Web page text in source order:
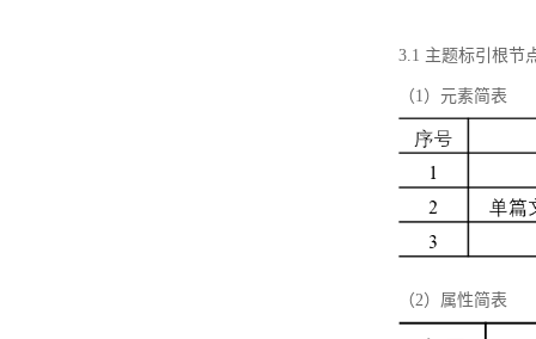
3.1 主题标引根节
（1）元素简表
（2）属性简表